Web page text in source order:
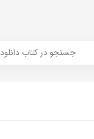
SEARCH جستجو در کتاب دانلود